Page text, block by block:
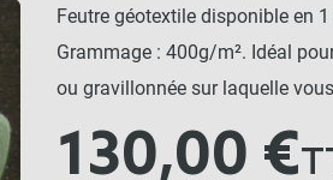
Feutre géotextile disponible en
Grammage : 400g/m². Idéal
ou gravillonnée sur laquelle
130,00 €